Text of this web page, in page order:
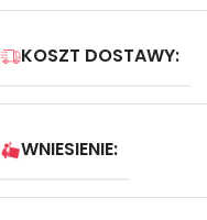
KOSZT DOSTAWY:
WNIESIENIE: